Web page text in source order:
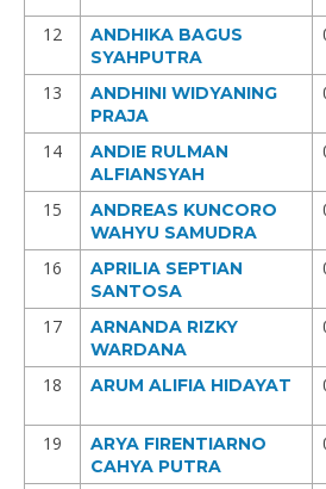
12
ANDHIKA BAGUS
SYAHPUTRA
13
ANDHINI WIDYANING
PRAJA
14
ANDIE RULMAN
ALFIANSYAH
15
ANDREAS KUNCORO
WAHYU SAMUDRA
16
APRILIA SEPTIAN
SANTOSA
17
ARNANDA RIZKY
WARDANA
18 ARUM ALIFIA HIDAYAT
19
ARYA FIRENTIARNO
CAHYA PUTRA